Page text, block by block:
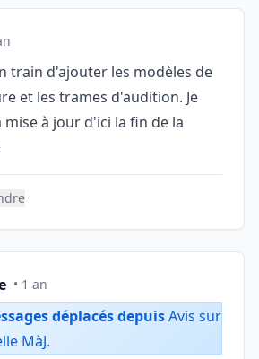
train d'ajouter les modèles de
et les trames d'audition. Je
mise à jour d'ici la fin de la
• 1 an
déplacés depuisAvis sur
MàJ.